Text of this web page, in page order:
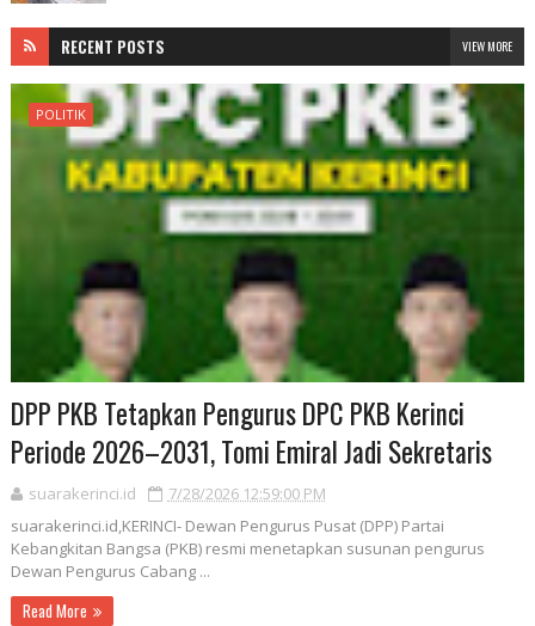
RECENT POSTS VIEW MORE
POLITIK
DPP PKB Tetapkan Pengurus DPC PKB Kerinci
Periode 2026–2031, Tomi Emiral Jadi Sekretaris
suarakerinci.id
7/28/2026 12:59:00 PM
suarakerinci.id,KERINCI- Dewan Pengurus Pusat (DPP) Partai
Kebangkitan Bangsa (PKB) resmi menetapkan susunan pengurus
Dewan Pengurus Cabang ...
Read More